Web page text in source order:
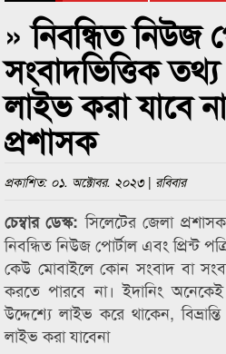
পুরস্কার বিতরণ সম্পন্ন
সিলেটে
» নিবন্ধিত নিউজ
সংবাদভিত্তিক
লাইভ করা যাবে
প্রশাসক
প্রকাশিত: ০১. অক্টোবর. ২০২৩ | রবিবার
চেম্বার ডেস্ক:সিলেটের জেলা
নিবন্ধিত নিউজ পোর্টাল এবং প্রিন্ট
কেউ মোবাইলে কোন সংবাদ বা
করতে পারবে না। ইদানিং অনেকেই
উদ্দেশ্যে লাইভ করে থাকেন,
লাইভ করা যাবেনা